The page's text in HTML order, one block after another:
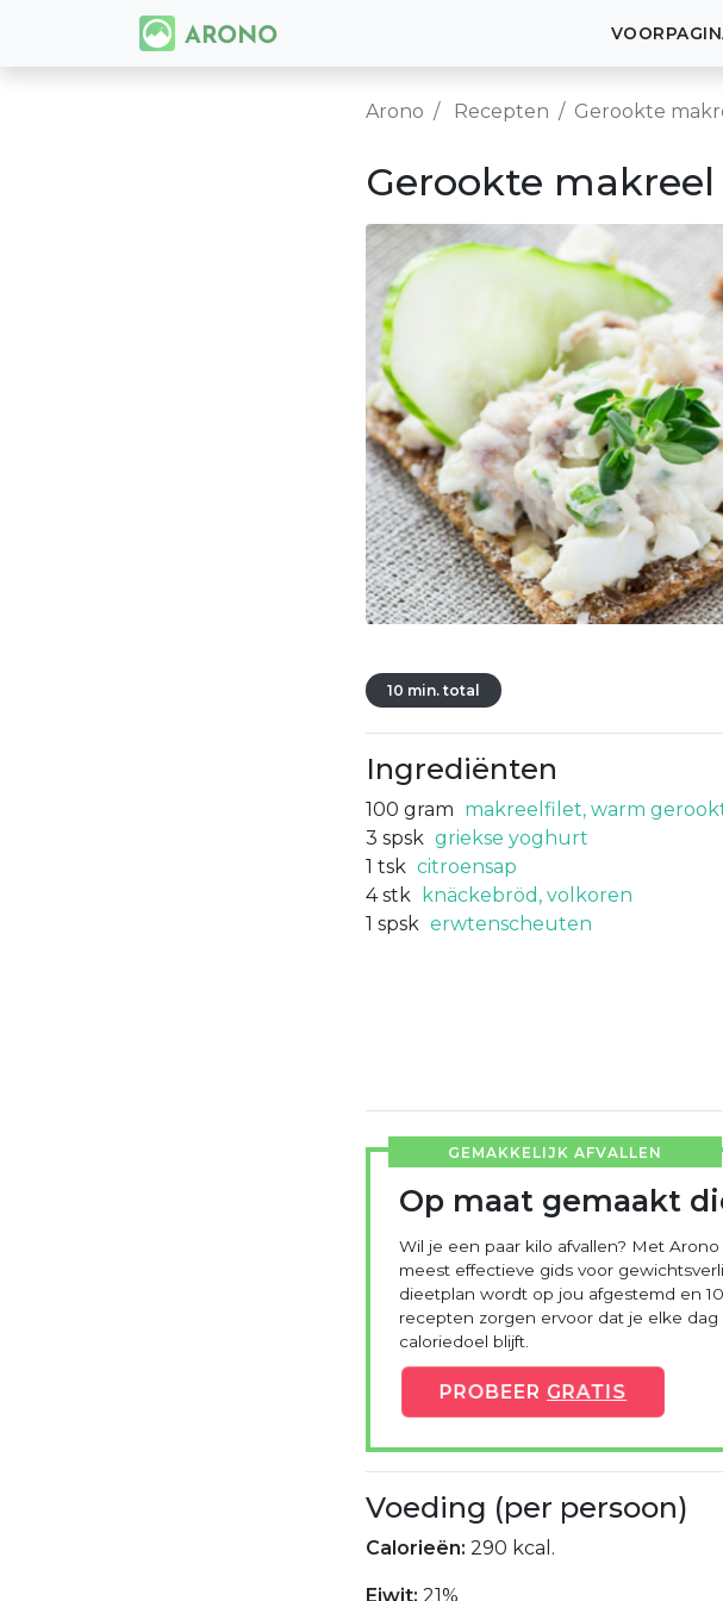
Arono Recepten Gerookte
Gerookte
10 min. total
Ingrediënten
100 gram makreelfilet, warm
3 spsk griekse yoghurt
1 tsk citroensap
4 stk
knäckebröd, volkoren
1 spsk erwtenscheuten
GEMAKKELIJK AFVALLEN
Op maat gemaakt
Wil je een paar kilo afvallen? Met
meest effectieve gids voor
dieetplan wordt op jou afgestemd en
recepten zorgen ervoor dat je elke dag
caloriedoel blijft.
PROBEER GRATIS
Voeding (per persoon)
Calorieën: 290 kcal.
Eiwit: 21%